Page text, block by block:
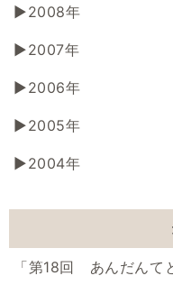
2008年
2007年
2006年
2005年
2004年
「第18回 あんだんて